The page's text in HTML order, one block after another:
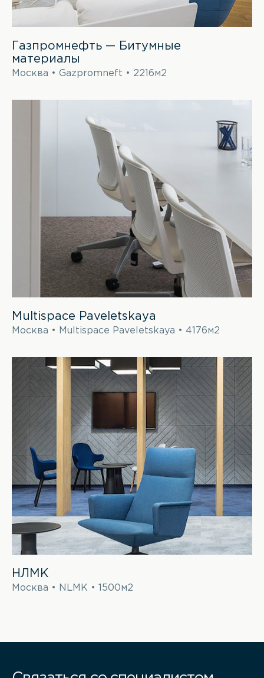
Газпромнефть — Битумные
материалы
Москва • Gazpromneft • 2216м2
Multispace Paveletskaya
Москва • Multispace Paveletskaya • 4176м2
НЛМК
Москва • NLMK • 1500м2